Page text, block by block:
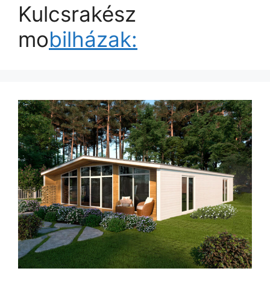
Kulcsrakész
mobilházak: